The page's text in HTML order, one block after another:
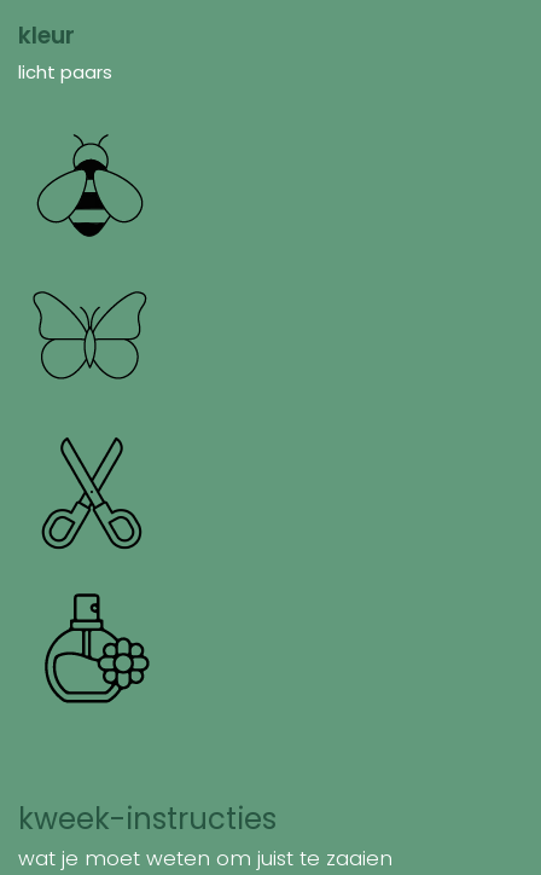
kleur
licht paars
kweek-instructies
wat je moet weten om juist te zaaien